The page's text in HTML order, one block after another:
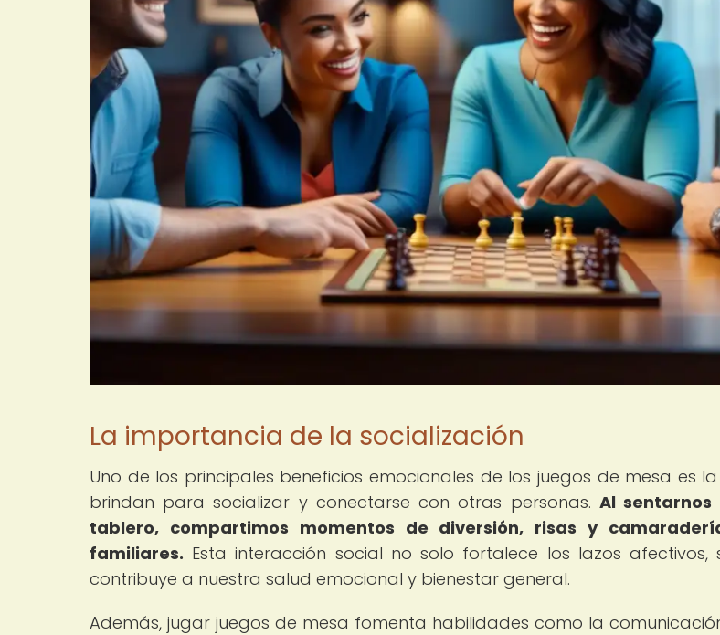
La importancia de la socialización
Uno de los principales beneficios emocionales de los juegos de mesa es
brindan para socializar y conectarse con otras personas. Al
tablero, compartimos momentos de diversión, risas y
familiares. Esta interacción social no solo fortalece los lazos afectivos,
contribuye a nuestra salud emocional y bienestar general.
Además, jugar juegos de mesa fomenta habilidades como la